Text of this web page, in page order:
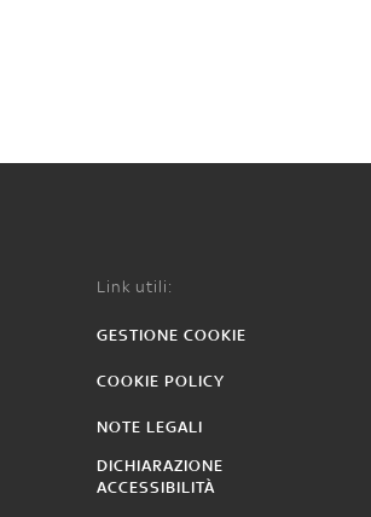
Link utili:
GESTIONE COOKIE
COOKIE POLICY
NOTE LEGALI
DICHIARAZIONE
ACCESSIBILITÀ